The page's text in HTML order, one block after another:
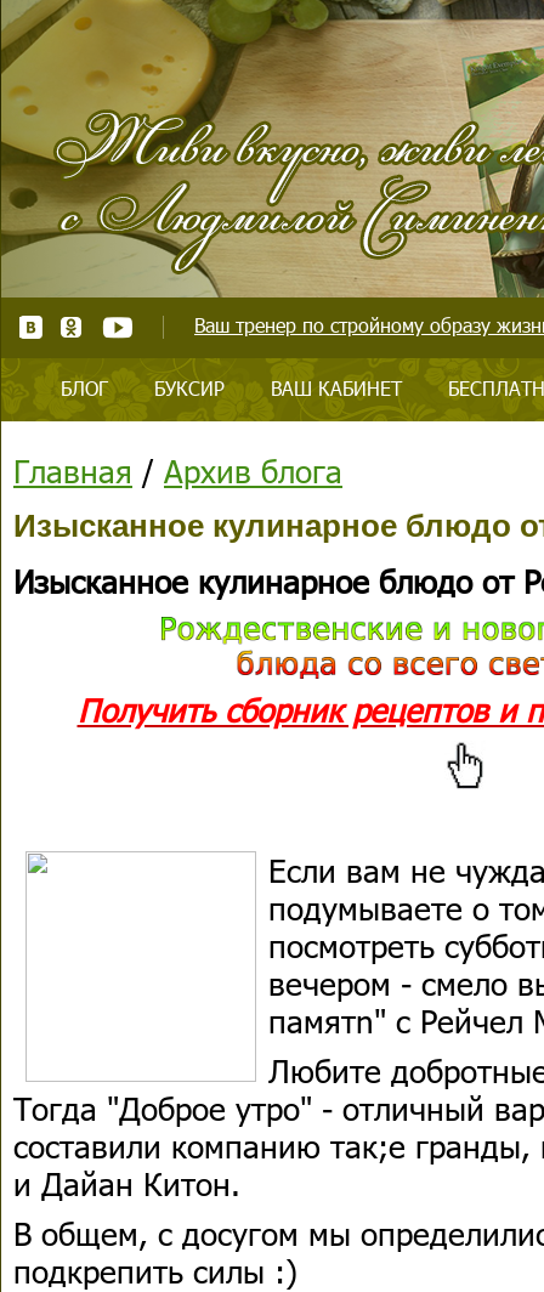
Ваш тренер по стройному образу
БЛОГ БУКСИР ВАШ КАБИНЕТ
Главная / Архив блога
Изысканное кулинарное блюдо
Изысканное кулинарное блюдо от
Получить сборник рецептов и
Если вам не
подумываете о
посмотреть
вечером - смело
памятn" с Рейчел
Любите
Тогда "Доброе утро" - отличный
составили компанию так;е
и Дайан Китон.
В общем, с досугом мы
подкрепить силы :)